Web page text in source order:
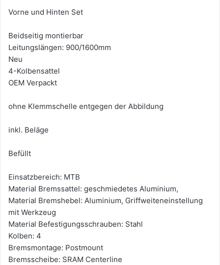
Vorne und Hinten Set
Beidseitig montierbar
Leitungslängen: 900/1600mm
Neu
4-Kolbensattel
OEM Verpackt
ohne Klemmschelle entgegen der Abbildung
inkl. Beläge
Befüllt
Einsatzbereich: MTB
Material Bremssattel: geschmiedetes Aluminium,
Material Bremshebel: Aluminium, Griffweiteneinstellung
mit Werkzeug
Material Befestigungsschrauben: Stahl
Kolben: 4
Bremsmontage: Postmount
Bremsscheibe: SRAM Centerline